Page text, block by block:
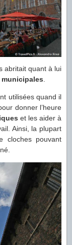
abritait quant à lui
.
utilisées quand il
donner l’heure
et les aider à
Ainsi, la plupart
cloches pouvant